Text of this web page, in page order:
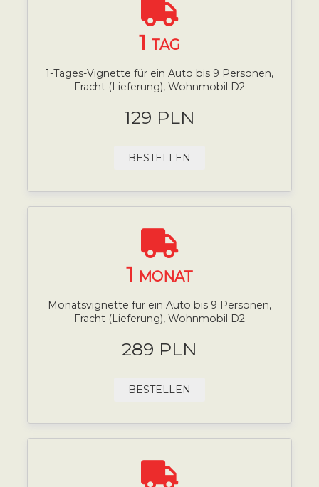
1 TAG
1-Tages-Vignette für ein Auto bis 9 Personen,
Fracht (Lieferung), Wohnmobil D2
129 PLN
BESTELLEN
1 MONAT
Monatsvignette für ein Auto bis 9 Personen,
Fracht (Lieferung), Wohnmobil D2
289 PLN
BESTELLEN